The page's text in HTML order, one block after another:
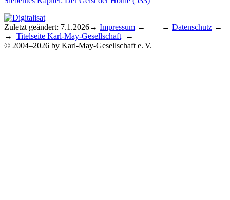
Zuletzt geändert: 7.1.2026→ Impressum ← → Datenschutz ←
→ Titelseite Karl-May-Gesellschaft ←
© 2004–2026 by Karl-May-Gesellschaft e. V.